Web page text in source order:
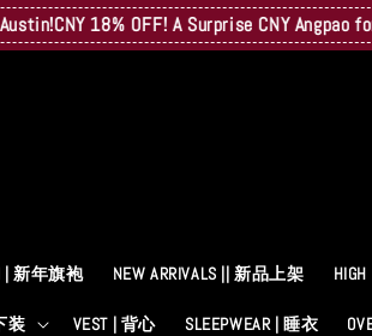
CNY 18% OFF! A Surprise CNY Angpao for
| 新年旗袍 NEW ARRIVALS || 新品上架
装 VEST | 背心 SLEEPWEAR | 睡衣